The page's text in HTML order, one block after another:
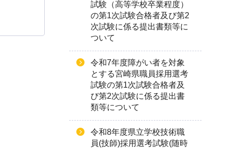
試験（高等学校卒業程度）
の第1次試験合格者及び第2
次試験に係る提出書類等に
ついて
令和7年度障がい者を対象
とする宮崎県職員採用選考
試験の第1次試験合格者及
び第2次試験に係る提出書
類等について
令和8年度県立学校技術職
員(技師)採用選考試験(随時